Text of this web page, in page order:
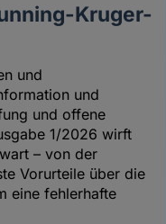
Kruger-
und
und
und offene
1/2026 wirft
– von der
Vorurteile über die
eine fehlerhafte